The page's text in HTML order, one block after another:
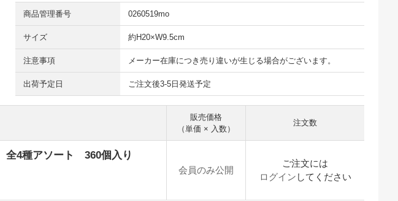
商品管理番号 0260519mo
サイズ 約H20×W9.5cm
注意事項 メーカー在庫につき売り違いが生じる場合がございます。
出荷予定日 ご注文後3-5日発送予定
販売価格
（単価 × 入数）
注文数
全4種アソート 360個入り
会員のみ公開
ご注文には
ログイン してください